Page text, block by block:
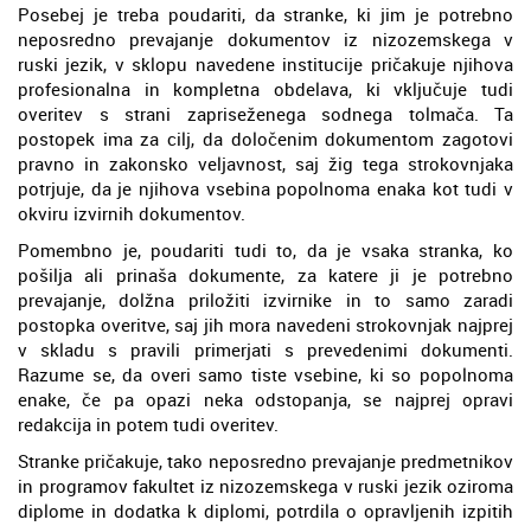
Posebej je treba poudariti, da stranke, ki jim je potrebno
neposredno prevajanje dokumentov iz nizozemskega v
ruski jezik, v sklopu navedene institucije pričakuje njihova
profesionalna in kompletna obdelava, ki vključuje tudi
overitev s strani zapriseženega sodnega tolmača. Ta
postopek ima za cilj, da določenim dokumentom zagotovi
pravno in zakonsko veljavnost, saj žig tega strokovnjaka
potrjuje, da je njihova vsebina popolnoma enaka kot tudi v
okviru izvirnih dokumentov.
Pomembno je, poudariti tudi to, da je vsaka stranka, ko
pošilja ali prinaša dokumente, za katere ji je potrebno
prevajanje, dolžna priložiti izvirnike in to samo zaradi
postopka overitve, saj jih mora navedeni strokovnjak najprej
v skladu s pravili primerjati s prevedenimi dokumenti.
Razume se, da overi samo tiste vsebine, ki so popolnoma
enake, če pa opazi neka odstopanja, se najprej opravi
redakcija in potem tudi overitev.
Stranke pričakuje, tako neposredno prevajanje predmetnikov
in programov fakultet iz nizozemskega v ruski jezik oziroma
diplome in dodatka k diplomi, potrdila o opravljenih izpitih